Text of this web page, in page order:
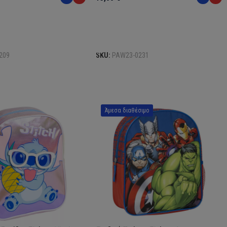
SKU: PAW23-0231
Άμεσα διαθέσιμο